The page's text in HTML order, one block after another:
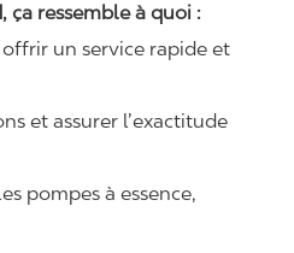
ça ressemble à quoi :
un service rapide et
et assurer l’exactitude
pompes à essence,